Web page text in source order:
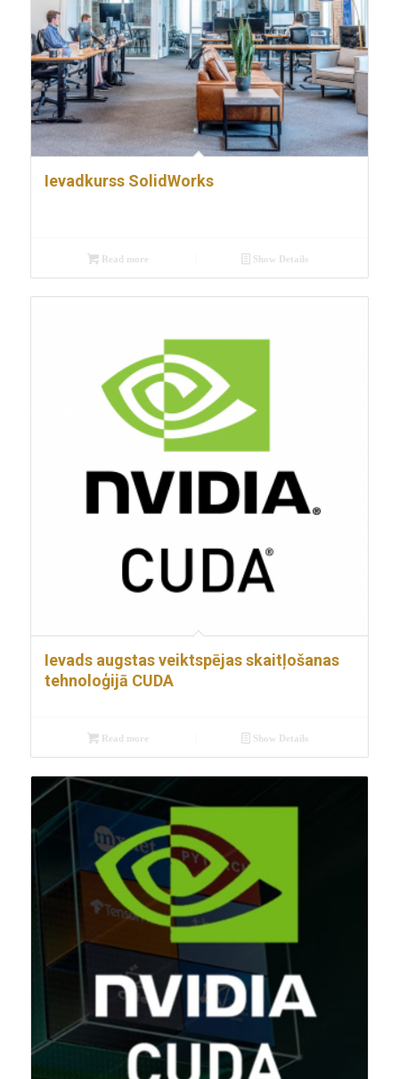
Ievadkurss SolidWorks
Read more Show Details
Ievads augstas veiktspējas skaitļošanas
tehnoloģijā CUDA
Read more Show Details